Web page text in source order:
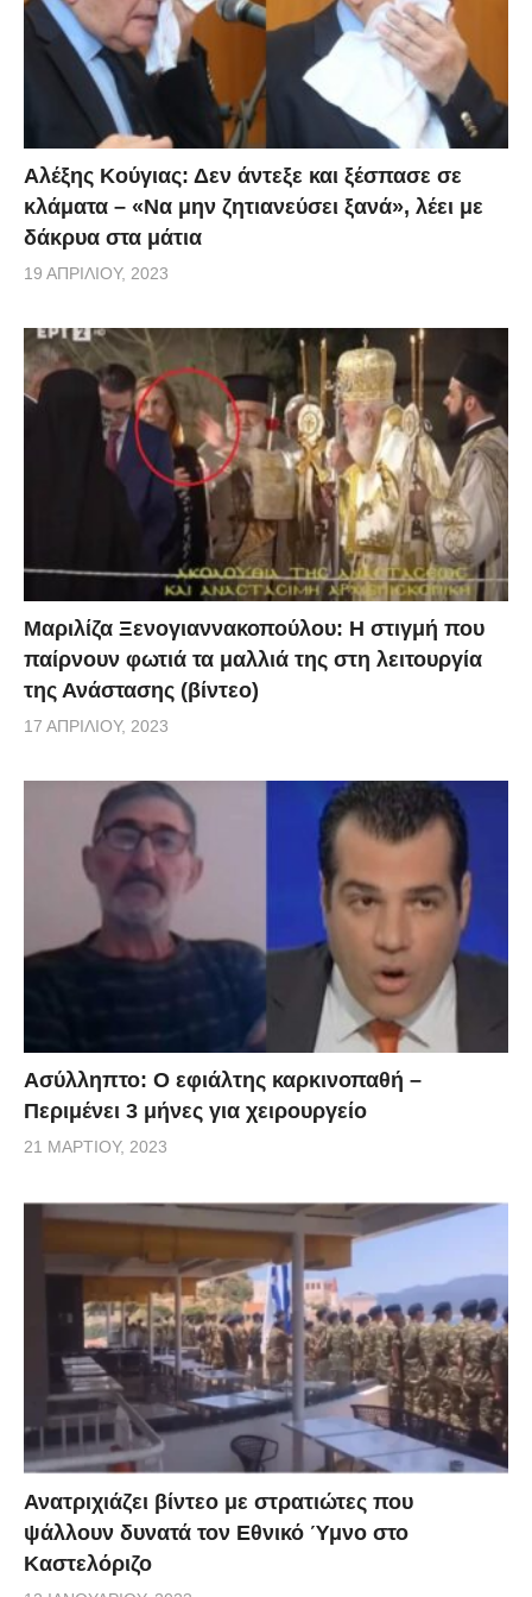
οι κάμερες θα επιστρέψουν και πάλι στο χωριό της
Αργολίδας.ιό της Αργολίδας.
Αλέξης Κούγιας: Δεν άντεξε και ξέσπασε σε
κλάματα – «Να μην ζητιανεύσει ξανά», λέει με
δάκρυα στα μάτια
19 ΑΠΡΙΛΊΟΥ, 2023
Μαριλίζα Ξενογιαννακοπούλου: Η στιγμή που
παίρνουν φωτιά τα μαλλιά της στη λειτουργία
της Ανάστασης (βίντεο)
17 ΑΠΡΙΛΊΟΥ, 2023
Ασύλληπτο: Ο εφιάλτης καρκινοπαθή –
Περιμένει 3 μήνες για χειρουργείο
21 ΜΑΡΤΊΟΥ, 2023
Ανατριχιάζει βίντεο με στρατιώτες που
ψάλλουν δυνατά τον Εθνικό Ύμνο στο
Καστελόριζο